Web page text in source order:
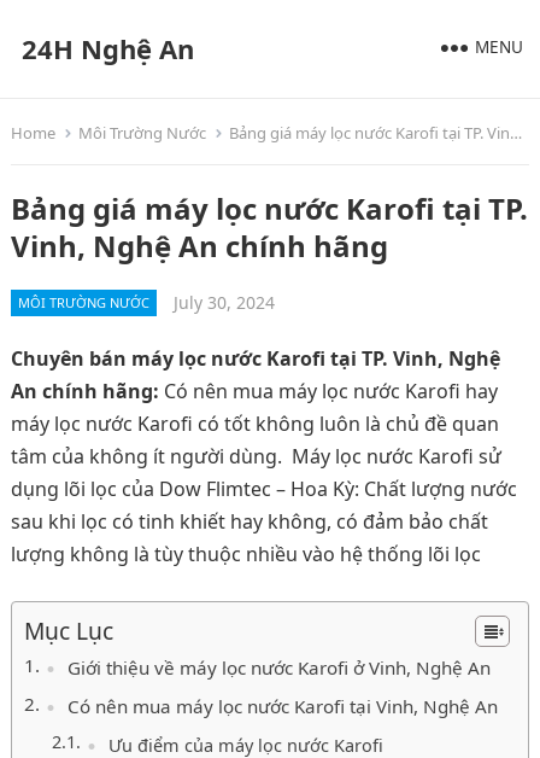
24H Nghệ An MENU
Home Môi Trường Nước Bảng giá máy lọc nước Karofi tại TP. Vinh, Nghệ An chính hãng
Bảng giá máy lọc nước Karofi tại TP.
Vinh, Nghệ An chính hãng
MÔI TRƯỜNG NƯỚC July 30, 2024
Chuyên bán máy lọc nước Karofi tại TP. Vinh, Nghệ
An chính hãng: Có nên mua máy lọc nước Karofi hay
máy lọc nước Karofi có tốt không luôn là chủ đề quan
tâm của không ít người dùng. Máy lọc nước Karofi sử
dụng lõi lọc của Dow Flimtec – Hoa Kỳ: Chất lượng nước
sau khi lọc có tinh khiết hay không, có đảm bảo chất
lượng không là tùy thuộc nhiều vào hệ thống lõi lọc
Mục Lục
Giới thiệu về máy lọc nước Karofi ở Vinh, Nghệ An
Có nên mua máy lọc nước Karofi tại Vinh, Nghệ An
Ưu điểm của máy lọc nước Karofi